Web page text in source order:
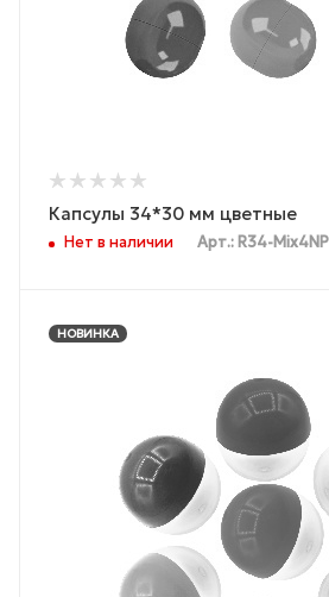
Капсулы 34*30 мм цветные
Нет в наличии Арт.: R34-Mix4NP
НОВИНКА